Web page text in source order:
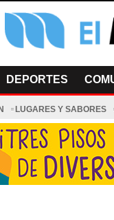
DEPORTES
LUGARES Y SABORES